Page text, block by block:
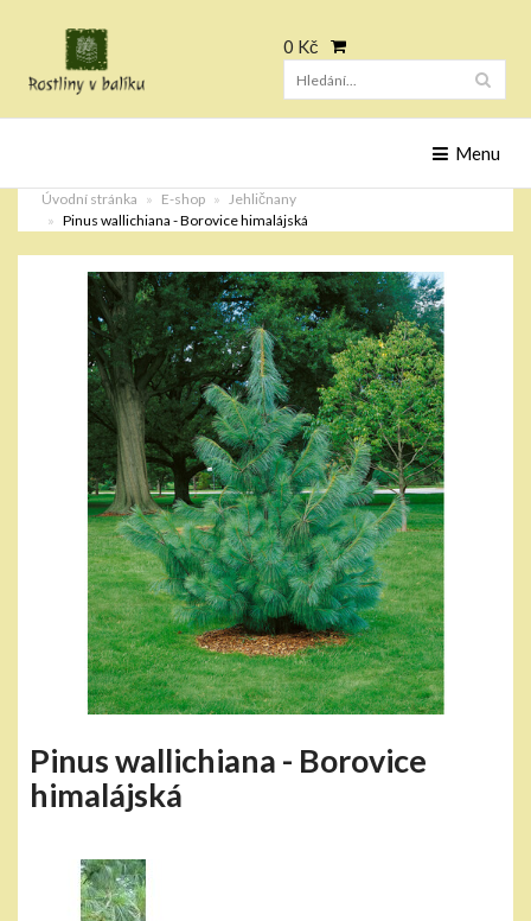
0 Kč
Menu
Úvodní stránka E-shop
Jehličnany
Pinus wallichiana - Borovice himalájská
Pinus wallichiana - Borovice
himalájská